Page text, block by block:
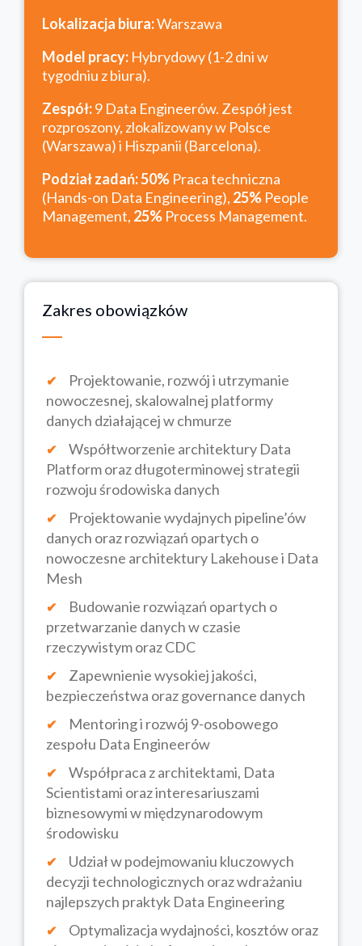
Lokalizacja biura:Warszawa
Model pracy: Hybrydowy (1-2 dni w
tygodniu z biura).
Zespół:9 Data Engineerów. Zespół jest
rozproszony, zlokalizowany w Polsce
(Warszawa) i Hiszpanii (Barcelona).
Podział zadań:50% Praca techniczna
(Hands-on Data Engineering), 25% People
Management, 25% Process Management.
Zakres obowiązków
Projektowanie, rozwój i utrzymanie
nowoczesnej, skalowalnej platformy
danych działającej w chmurze
Współtworzenie architektury Data
Platform oraz długoterminowej strategii
rozwoju środowiska danych
Projektowanie wydajnych pipeline’ów
danych oraz rozwiązań opartych o
nowoczesne architektury Lakehouse i Data
Mesh
Budowanie rozwiązań opartych o
przetwarzanie danych w czasie
rzeczywistym oraz CDC
Zapewnienie wysokiej jakości,
bezpieczeństwa oraz governance danych
Mentoring i rozwój 9-osobowego
zespołu Data Engineerów
Współpraca z architektami, Data
Scientistami oraz interesariuszami
biznesowymi w międzynarodowym
środowisku
Udział w podejmowaniu kluczowych
decyzji technologicznych oraz wdrażaniu
najlepszych praktyk Data Engineering
Optymalizacja wydajności, kosztów oraz